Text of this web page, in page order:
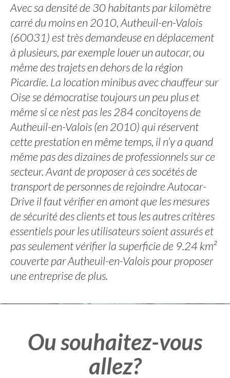
Avec sa densité de 30 habitants par kilomètre
carré du moins en 2010, Autheuil-en-Valois
(60031) est très demandeuse en déplacement
à plusieurs, par exemple louer un autocar, ou
même des trajets en dehors de la région
Picardie. La location minibus avec chauffeur sur
Oise se démocratise toujours un peu plus et
même si ce n’est pas les 284 concitoyens de
Autheuil-en-Valois (en 2010) qui réservent
cette prestation en même temps, il n’y a quand
même pas des dizaines de professionnels sur ce
secteur. Avant de proposer à ces socétés de
transport de personnes de rejoindre Autocar-
Drive il faut vérifier en amont que les mesures
de sécurité des clients et tous les autres critères
essentiels pour les utilisateurs soient assurés et
pas seulement vérifier la superficie de 9.24 km²
couverte par Autheuil-en-Valois pour proposer
une entreprise de plus.
Ou souhaitez-vous
allez?